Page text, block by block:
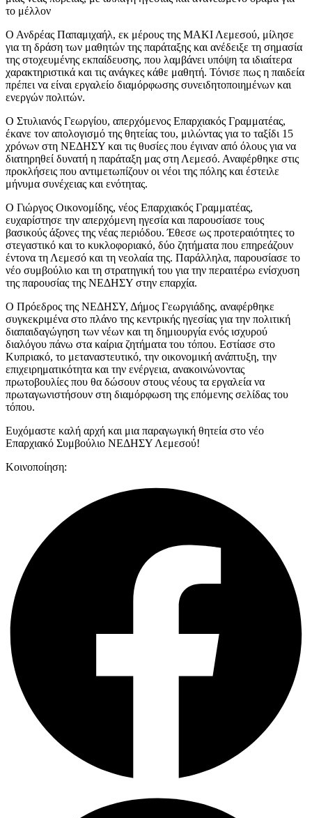
το μέλλον
Ο Ανδρέας Παπαμιχαήλ, εκ μέρους της ΜΑΚΙ Λεμεσού, μίλησε
για τη δράση των μαθητών της παράταξης και ανέδειξε τη σημασία
της στοχευμένης εκπαίδευσης, που λαμβάνει υπόψη τα ιδιαίτερα
χαρακτηριστικά και τις ανάγκες κάθε μαθητή. Τόνισε πως η παιδεία
πρέπει να είναι εργαλείο διαμόρφωσης συνειδητοποιημένων και
ενεργών πολιτών.
Ο Στυλιανός Γεωργίου, απερχόμενος Επαρχιακός Γραμματέας,
έκανε τον απολογισμό της θητείας του, μιλώντας για το ταξίδι 15
χρόνων στη ΝΕΔΗΣΥ και τις θυσίες που έγιναν από όλους για να
διατηρηθεί δυνατή η παράταξη μας στη Λεμεσό. Αναφέρθηκε στις
προκλήσεις που αντιμετωπίζουν οι νέοι της πόλης και έστειλε
μήνυμα συνέχειας και ενότητας.
Ο Γιώργος Οικονομίδης, νέος Επαρχιακός Γραμματέας,
ευχαρίστησε την απερχόμενη ηγεσία και παρουσίασε τους
βασικούς άξονες της νέας περιόδου. Έθεσε ως προτεραιότητες το
στεγαστικό και το κυκλοφοριακό, δύο ζητήματα που επηρεάζουν
έντονα τη Λεμεσό και τη νεολαία της. Παράλληλα, παρουσίασε το
νέο συμβούλιο και τη στρατηγική του για την περαιτέρω ενίσχυση
της παρουσίας της ΝΕΔΗΣΥ στην επαρχία.
Ο Πρόεδρος της ΝΕΔΗΣΥ, Δήμος Γεωργιάδης, αναφέρθηκε
συγκεκριμένα στο πλάνο της κεντρικής ηγεσίας για την πολιτική
διαπαιδαγώγηση των νέων και τη δημιουργία ενός ισχυρού
διαλόγου πάνω στα καίρια ζητήματα του τόπου. Εστίασε στο
Κυπριακό, το μεταναστευτικό, την οικονομική ανάπτυξη, την
επιχειρηματικότητα και την ενέργεια, ανακοινώνοντας
πρωτοβουλίες που θα δώσουν στους νέους τα εργαλεία να
πρωταγωνιστήσουν στη διαμόρφωση της επόμενης σελίδας του
τόπου.
Ευχόμαστε καλή αρχή και μια παραγωγική θητεία στο νέο
Επαρχιακό Συμβούλιο ΝΕΔΗΣΥ Λεμεσού!
Κοινοποίηση: